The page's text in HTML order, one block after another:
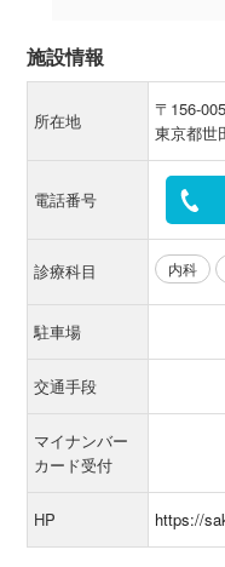
施設情報
所在地
〒156-
東京都世
電話番号
診療科目 内科
駐車場
交通手段
マイナンバー
カード受付
HP https://